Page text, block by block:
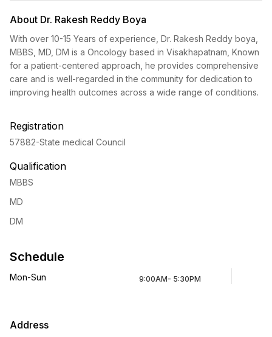
About Dr. Rakesh Reddy Boya
With over 10-15 Years of experience, Dr. Rakesh Reddy boya,
MBBS, MD, DM is a Oncology based in Visakhapatnam, Known
for a patient-centered approach, he provides comprehensive
care and is well-regarded in the community for dedication to
improving health outcomes across a wide range of conditions.
Registration
57882-State medical Council
Qualification
MBBS
MD
DM
Schedule
Mon-Sun 9:00AM- 5:30PM
Address